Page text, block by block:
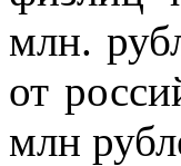
млн.
от
млн